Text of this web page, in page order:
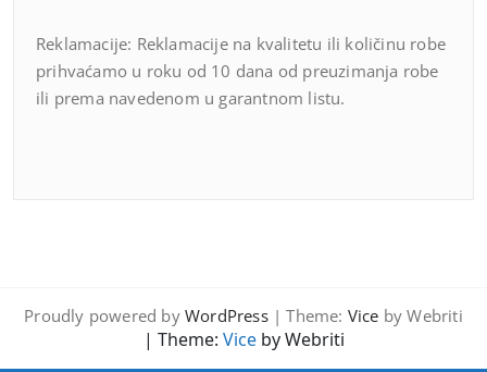
Reklamacije: Reklamacije na kvalitetu ili količinu robe
prihvaćamo u roku od 10 dana od preuzimanja robe
ili prema navedenom u garantnom listu.
Proudly powered by WordPress| Theme: Vice by Webriti
| Theme: Viceby Webriti